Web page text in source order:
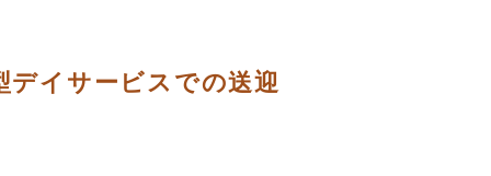
デイサービスでの送迎